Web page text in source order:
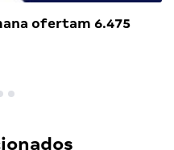
ofertam 6.475